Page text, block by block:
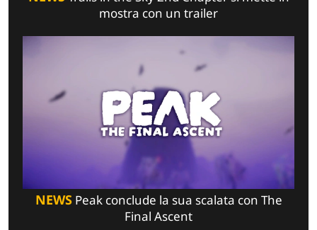
mostra con un trailer
NEWSPeak conclude la sua scalata con The
Final Ascent